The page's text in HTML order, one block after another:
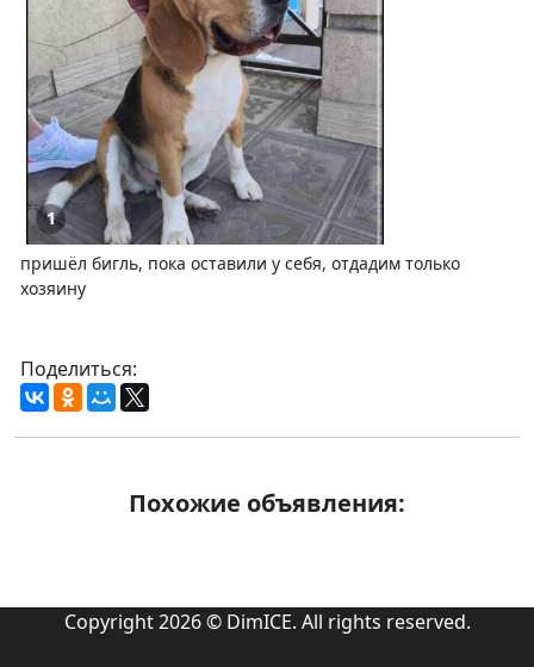
1
пришёл бигль, пока оставили у себя, отдадим только
хозяину
Поделиться:
Похожие объявления:
Copyright 2026 © DimICE. All rights reserved.